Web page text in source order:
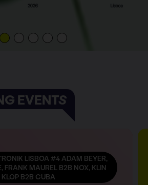
EVENTS
LISBOA #4 ADAM BEYER,
FRANK MAUREL B2B NOX, KLIN
KLOP B2B CUBA